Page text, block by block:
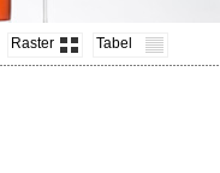
Raster Tabel